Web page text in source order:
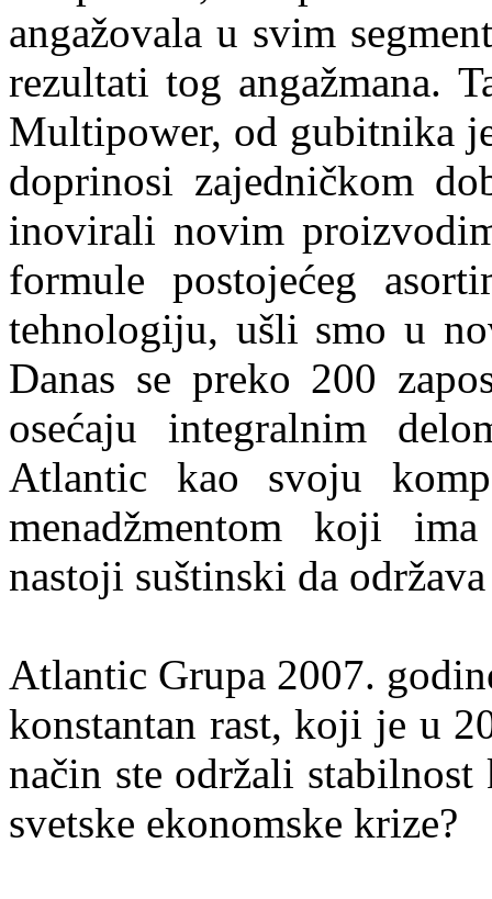
angažovala u svim
rezultati tog angažmana.
Multipower, od gubitnika
doprinosi zajedničkom
inovirali novim
formule postojećeg
tehnologiju, ušli smo u
Danas se preko 200
osećaju integralnim
Atlantic kao svoju
menadžmentom koji
nastoji suštinski da
Atlantic Grupa 2007.
konstantan rast, koji je u
način ste održali
svetske ekonomske krize?